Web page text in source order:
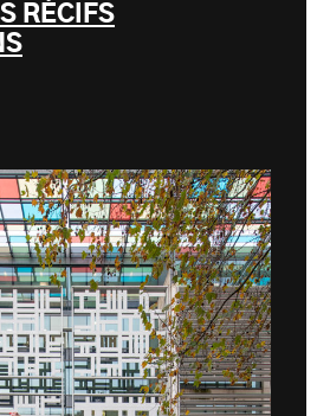
RÉCIFS